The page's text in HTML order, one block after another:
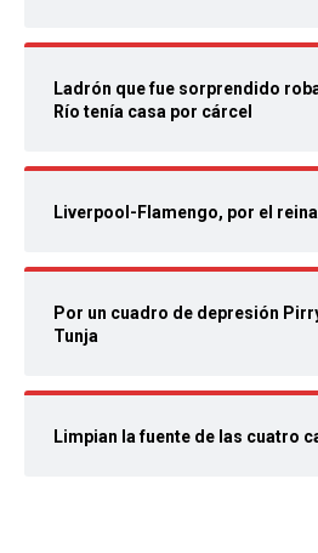
Ladrón que fue sorprendido
Río tenía casa por cárcel
Liverpool-Flamengo, por el
Por un cuadro de depresión
Tunja
Limpian la fuente de las cuatro